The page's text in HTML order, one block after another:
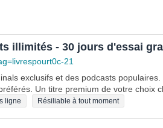
illimités - 30 jours d'essai
21
exclusifs et des podcasts
Un titre premium de votre choix
ligne Résiliable à tout moment